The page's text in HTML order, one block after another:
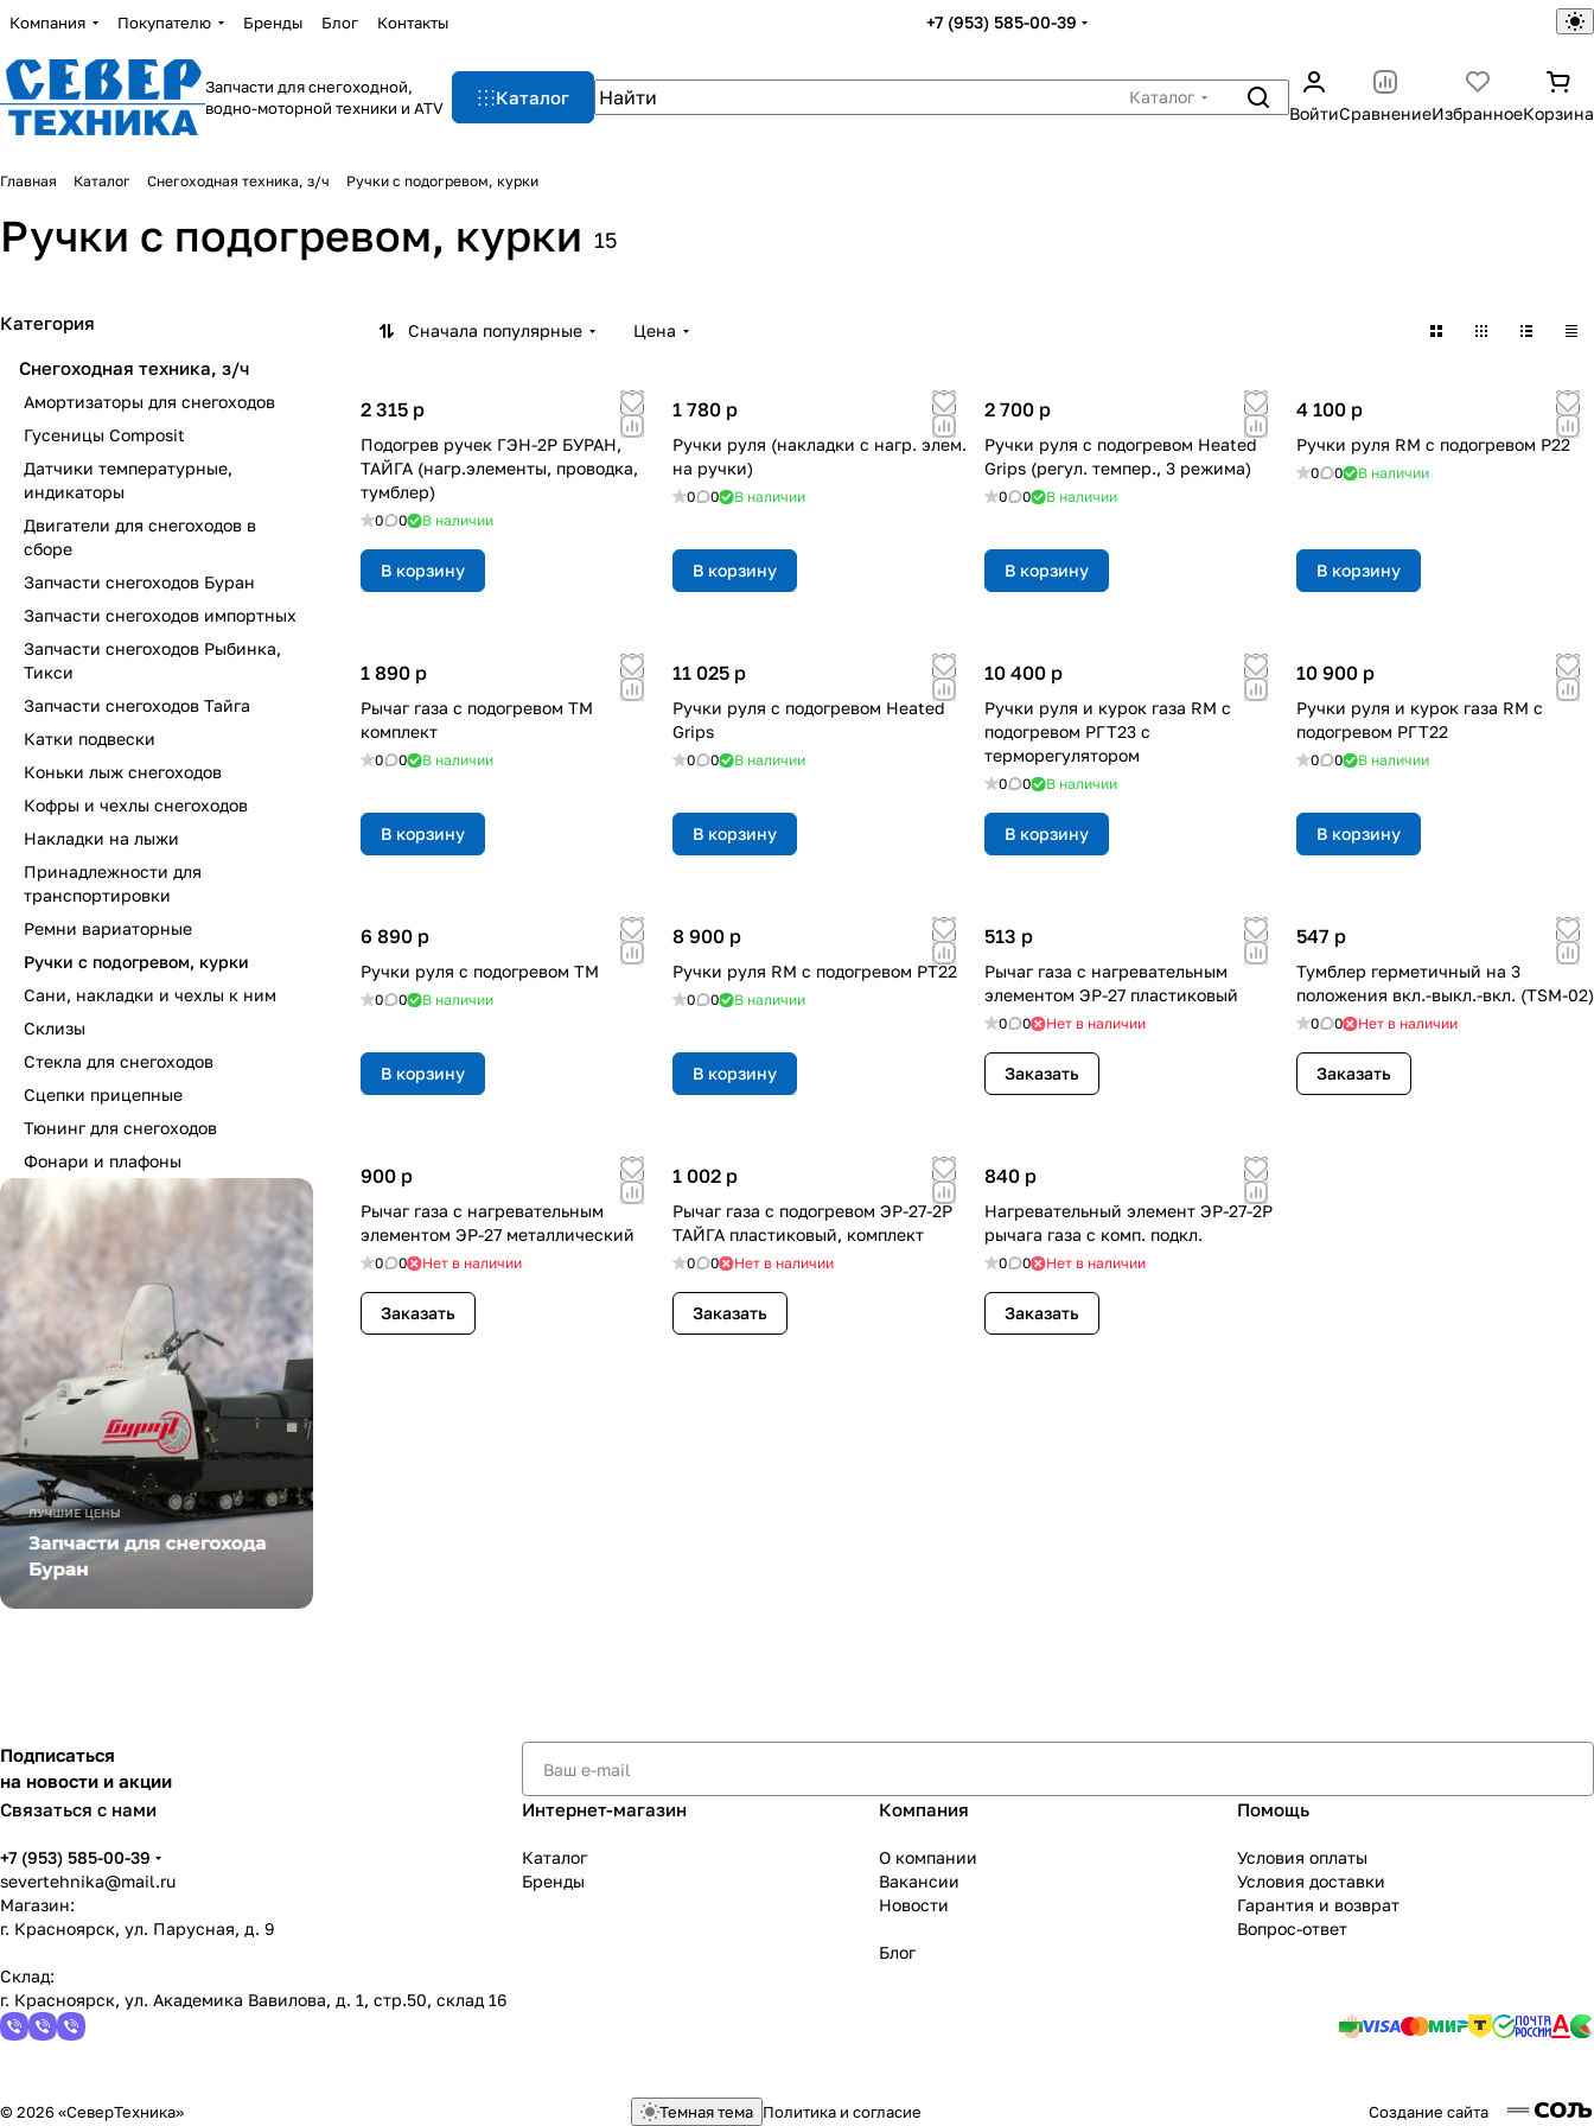
Компания Покупателю Бренды Блог Контакты +7 (953) 585-00-39
Запчасти для снегоходной,
водно-моторной техники и ATV
Каталог
Каталог
ВойтиСравнениеИзбранноеКорзина
Главная Каталог Снегоходная техника, з/ч Ручки с подогревом, курки
Ручки с подогревом, курки 15
Сначала популярные Цена
2 315 p
Подогрев ручек ГЭН-2Р БУРАН,
ТАЙГА (нагр.элементы, проводка,
тумблер)
0 0 В наличии
В корзину
1 780 p
Ручки руля (накладки с нагр. элем.
на ручки)
0 0 В наличии
В корзину
2 700 p
Ручки руля с подогревом Heated
Grips (регул. темпер., 3 режима)
0 0 В наличии
В корзину
4 100 p
Ручки руля RM с подогревом Р22
0 0 В наличии
В корзину
1 890 p
Рычаг газа с подогревом ТМ
комплект
0 0 В наличии
В корзину
11 025 p
Ручки руля с подогревом Heated
Grips
0 0 В наличии
В корзину
10 400 p
Ручки руля и курок газа RM с
подогревом РГТ23 с
терморегулятором
0 0 В наличии
В корзину
10 900 p
Ручки руля и курок газа RM с
подогревом РГТ22
0 0 В наличии
В корзину
6 890 p
Ручки руля с подогревом ТМ
0 0 В наличии
В корзину
8 900 p
Ручки руля RM с подогревом РТ22
0 0 В наличии
В корзину
513 p
Рычаг газа с нагревательным
элементом ЭР-27 пластиковый
0 0 Нет в наличии
Заказать
547 p
Тумблер герметичный на 3
положения вкл.-выкл.-вкл. (TSM-02)
0 0 Нет в наличии
Заказать
900 p
Рычаг газа с нагревательным
элементом ЭР-27 металлический
0 0 Нет в наличии
Заказать
1 002 p
Рычаг газа с подогревом ЭР-27-2Р
ТАЙГА пластиковый, комплект
0 0 Нет в наличии
Заказать
840 p
Нагревательный элемент ЭР-27-2Р
рычага газа с комп. подкл.
0 0 Нет в наличии
Заказать
Категория
Снегоходная техника, з/ч
Амортизаторы для снегоходов
Гусеницы Composit
Датчики температурные,
индикаторы
Двигатели для снегоходов в
сборе
Запчасти снегоходов Буран
Запчасти снегоходов импортных
Запчасти снегоходов Рыбинка,
Тикси
Запчасти снегоходов Тайга
Катки подвески
Коньки лыж снегоходов
Кофры и чехлы снегоходов
Накладки на лыжи
Принадлежности для
транспортировки
Ремни вариаторные
Ручки с подогревом, курки
Сани, накладки и чехлы к ним
Склизы
Стекла для снегоходов
Сцепки прицепные
Тюнинг для снегоходов
Фонари и плафоны
Подписаться
на новости и акции
Связаться с нами
+7 (953) 585-00-39
severtehnika@mail.ru
Магазин:
г. Красноярск, ул. Парусная, д. 9
Склад:
г. Красноярск, ул. Академика Вавилова, д. 1, стр.50, склад 16
Интернет-магазин
Каталог
Бренды
Компания
О компании
Вакансии
Новости
Блог
Помощь
Условия оплаты
Условия доставки
Гарантия и возврат
Вопрос-ответ
© 2026 «СеверТехника» Темная тема Политика и согласие Создание сайта